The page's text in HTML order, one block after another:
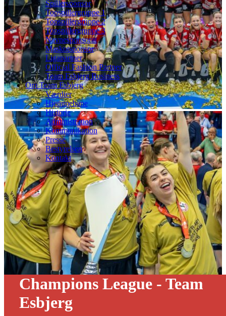
Spillersponsor
Topspillergruppe 1
Topspillergruppe 2
Topspillergruppe 3
Navnesponsorat
Maskotsponsor
Ligapartner
Official Fashion Partner
Team Esbjerg Business
Om Team Esbjerg
Værdier
Hjemmebane
Historie
Administration
Kommunikation
Presse
Bestyrelsen
Kontakt
Champions League - Team
Esbjerg